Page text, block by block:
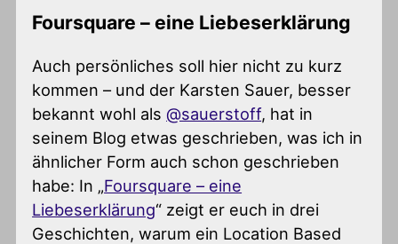
Foursquare – eine Liebeserklärung
Auch persönliches soll hier nicht zu kurz
kommen – und der Karsten Sauer, besser
bekannt wohl als@sauerstoff, hat in
seinem Blog etwas geschrieben, was ich in
ähnlicher Form auch schon geschrieben
habe: In „Foursquare – eine
Liebeserklärung“ zeigt er euch in drei
Geschichten, warum ein Location Based